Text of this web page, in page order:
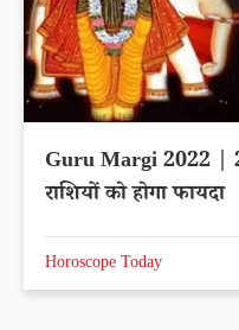
Guru Margi 2022 |
राशियों को होगा फायदा
Horoscope Today